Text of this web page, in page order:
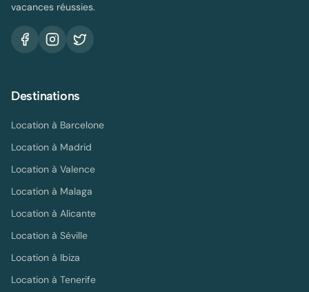
vacances réussies.
Destinations
Location à Barcelone
Location à Madrid
Location à Valence
Location à Malaga
Location à Alicante
Location à Séville
Location à Ibiza
Location à Tenerife